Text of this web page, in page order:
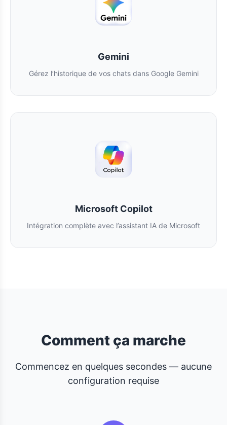
Gemini
Gérez l’historique de vos chats dans Google Gemini
Microsoft Copilot
Intégration complète avec l’assistant IA de Microsoft
Comment ça marche
Commencez en quelques secondes — aucune
configuration requise